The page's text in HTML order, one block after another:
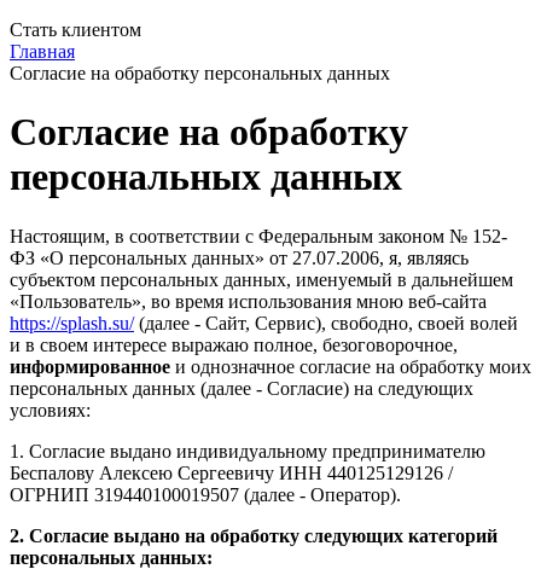
Стать клиентом
Главная
Согласие на обработку персональных данных
Согласие на обработку
персональных данных
Настоящим, в соответствии с Федеральным законом № 152-
ФЗ «О персональных данных» от 27.07.2006, я, являясь
субъектом персональных данных, именуемый в дальнейшем
«Пользователь», во время использования мною веб-сайта
https://splash.su/(далее - Сайт, Сервис), свободно, своей волей
и в своем интересе выражаю полное, безоговорочное,
информированное и однозначное согласие на обработку моих
персональных данных (далее - Согласие) на следующих
условиях:
1. Согласие выдано индивидуальному предпринимателю
Беспалову Алексею Сергеевичу ИНН 440125129126 /
ОГРНИП 319440100019507 (далее - Оператор).
2. Согласие выдано на обработку следующих категорий
персональных данных: